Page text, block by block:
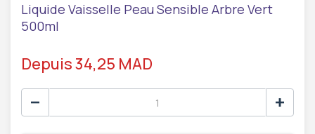
Liquide Vaisselle Peau Sensible Arbre Vert
500ml
Depuis 34,25 MAD